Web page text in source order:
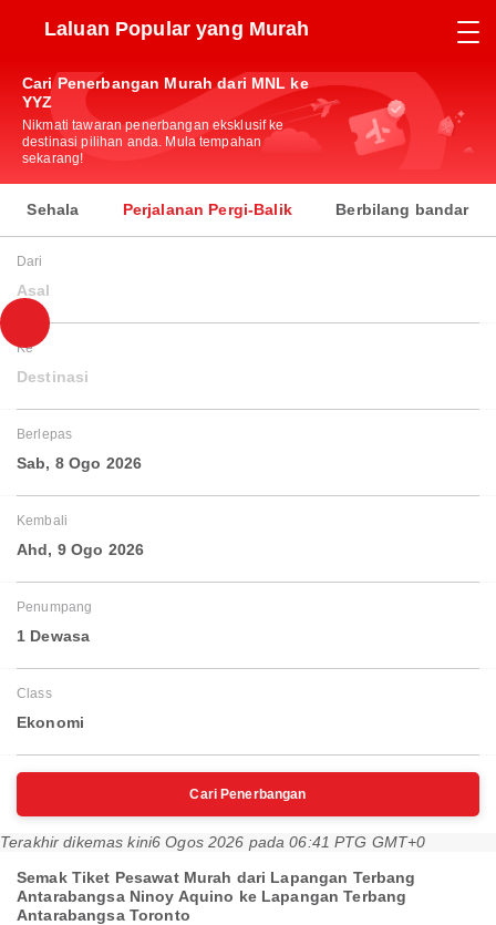
Laluan Popular yang Murah
Cari Penerbangan Murah dari MNL ke
YYZ
Nikmati tawaran penerbangan eksklusif ke
destinasi pilihan anda. Mula tempahan
sekarang!
Sehala Perjalanan Pergi-Balik Berbilang bandar
Dari
Asal
Ke
Destinasi
Berlepas
Sab, 8 Ogo 2026
Kembali
Ahd, 9 Ogo 2026
Penumpang
1 Dewasa
Class
Ekonomi
Cari Penerbangan
Terakhir dikemas kini6 Ogos 2026 pada 06:41 PTG GMT+0
Semak Tiket Pesawat Murah dari Lapangan Terbang
Antarabangsa Ninoy Aquino ke Lapangan Terbang
Antarabangsa Toronto